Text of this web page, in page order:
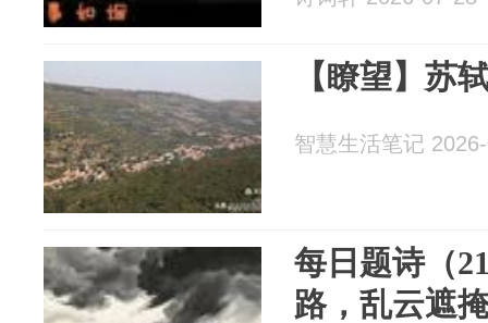
【瞭望】苏
智慧生活笔记
每日题诗（
路，乱云遮